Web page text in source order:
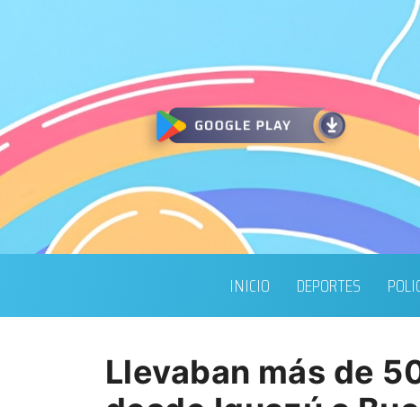
INICIO DEPORTES
Llevaban más de